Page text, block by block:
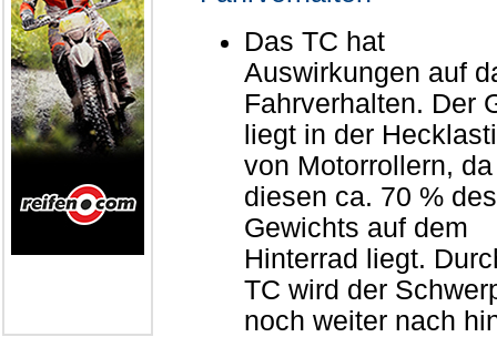
Das TC hat
Auswirkungen auf
Fahrverhalten. Der
liegt in der
von Motorrollern,
diesen ca. 70 % des
Gewichts auf dem
Hinterrad liegt.
TC wird der
noch weiter nach